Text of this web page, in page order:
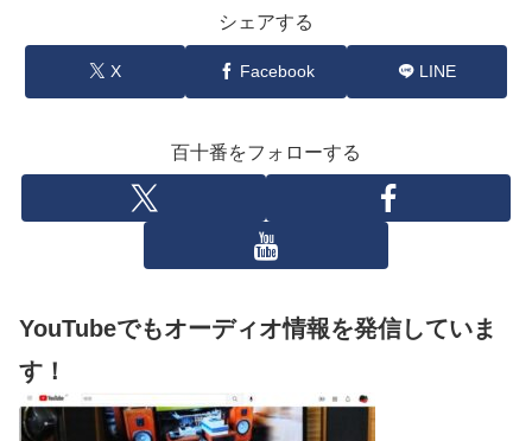
シェアする
X Facebook LINE
百十番をフォローする
YouTubeでもオーディオ情報を発信していま
す！